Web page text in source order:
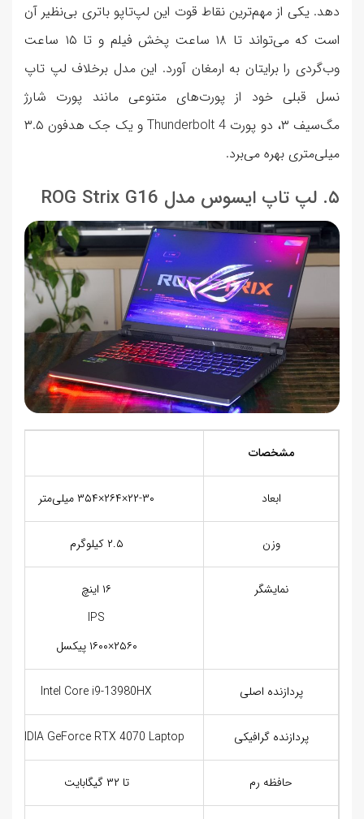
دهد. یکی از مهم‌ترین نقاط قوت این لپ‌تاپو باتری بی‌نظیر آن
است که می‌تواند تا ۱۸ ساعت پخش فیلم و تا ۱۵ ساعت
وب‌گردی را برایتان به ارمغان آورد. این مدل برخلاف لپ تاپ
نسل قبلی خود از پورت‌های متنوعی مانند پورت شارژ
مگ‌سیف ۳، دو پورت Thunderbolt 4 و یک جک هدفون ۳.۵
میلی‌متری بهره می‌برد.
۵. لپ تاپ ایسوس مدل ROG Strix G16
مشخصات
ابعاد ۲۲-۳۰×۲۶۴×۳۵۴ میلی‌متر
وزن ۲.۵ کیلوگرم
نمایشگر
۱۶ اینچ
IPS
۲۵۶۰×۱۶۰۰ پیکسل
پردازنده اصلی Intel Core i9-13980HX
پردازنده گرافیکی NVIDIA GeForce RTX 4070 Laptop
حافظه رم تا ۳۲ گیگابایت